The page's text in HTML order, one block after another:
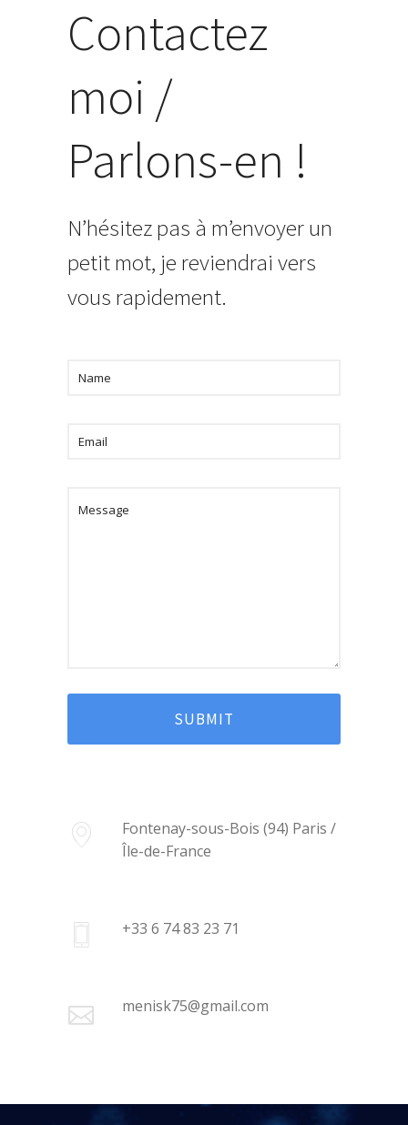
Contactez
moi /
Parlons-en !
N’hésitez pas à m’envoyer un
petit mot, je reviendrai vers
vous rapidement.
Fontenay-sous-Bois (94) Paris /
Île-de-France
+33 6 74 83 23 71
menisk75@gmail.com